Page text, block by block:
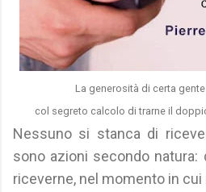
La generosità di certa
col segreto calcolo di trarne il
Nessuno si stanca di
sono azioni secondo natura:
riceverne, nel momento in cui